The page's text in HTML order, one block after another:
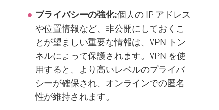
プライバシーの強化:個人の IP アドレス
や位置情報など、非公開にしておくこ
とが望ましい重要な情報は、VPN トン
ネルによって保護されます。VPN を使
用すると、より高いレベルのプライバ
シーが確保され、オンラインでの匿名
性が維持されます。